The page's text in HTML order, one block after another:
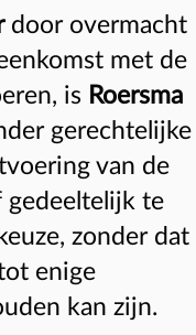
door overmacht
met de
is Roersma
gerechtelijke
van de
gedeeltelijk te
zonder dat
enige
kan zijn.